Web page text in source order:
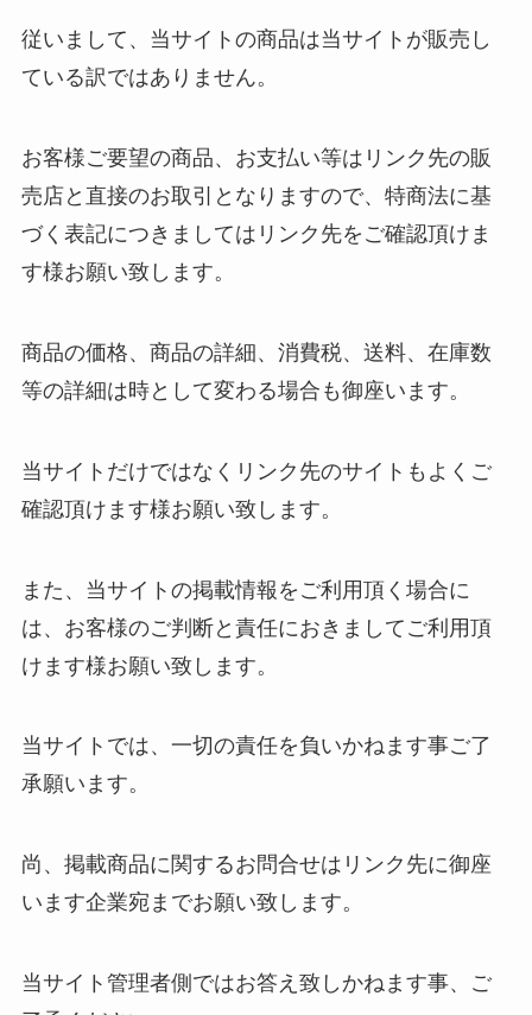
従いまして、当サイトの商品は当サイトが販売し
ている訳ではありません。
お客様ご要望の商品、お支払い等はリンク先の販
売店と直接のお取引となりますので、特商法に基
づく表記につきましてはリンク先をご確認頂けま
す様お願い致します。
商品の価格、商品の詳細、消費税、送料、在庫数
等の詳細は時として変わる場合も御座います。
当サイトだけではなくリンク先のサイトもよくご
確認頂けます様お願い致します。
また、当サイトの掲載情報をご利用頂く場合に
は、お客様のご判断と責任におきましてご利用頂
けます様お願い致します。
当サイトでは、一切の責任を負いかねます事ご了
承願います。
尚、掲載商品に関するお問合せはリンク先に御座
います企業宛までお願い致します。
当サイト管理者側ではお答え致しかねます事、ご